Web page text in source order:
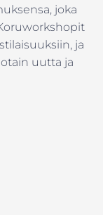
joka
ja
uutta ja